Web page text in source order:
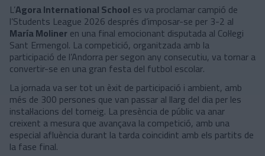
L’Agora International School es va proclamar campió de
l’Students League 2026 després d’imposar-se per 3-2 al
María Moliner en una final emocionant disputada al Col·legi
Sant Ermengol. La competició, organitzada amb la
participació de l’Andorra per segon any consecutiu, va tornar a
convertir-se en una gran festa del futbol escolar.
La jornada va ser tot un èxit de participació i ambient, amb
més de 300 persones que van passar al llarg del dia per les
instal·lacions del torneig. La presència de públic va anar
creixent a mesura que avançava la competició, amb una
especial afluència durant la tarda coincidint amb els partits de
la fase final.